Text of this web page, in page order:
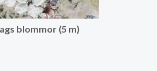
blommor (5 m)